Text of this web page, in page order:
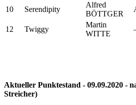
10 Serendipity
Alfred
BÖTTGER
12 Twiggy
Martin
WITTE
Aktueller Punktestand - 09.09.2020 -
Streicher)